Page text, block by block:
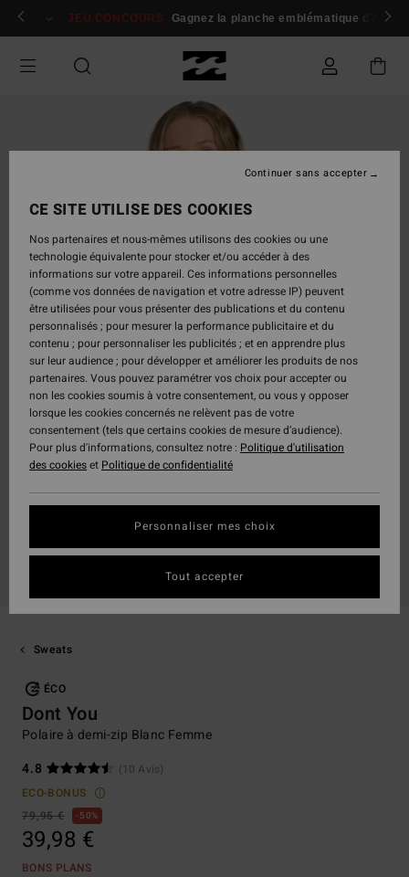
Passer
Se connecter / s'inscrire
JEU CONCOURS Gagnez la planche emblématique d'Andy
Sweats
ÉCO
Dont You
Polaire à demi-zip Blanc Femme
4.8
(10 Avis)
ECO-BONUS
79,95 €
50%
39,98 €
BONS PLANS
CE SITE UTILISE DES COOKIES
Nos partenaires et nous-mêmes utilisons des cookies ou une
technologie équivalente pour stocker et/ou accéder à des
informations sur votre appareil. Ces informations personnelles
(comme vos données de navigation et votre adresse IP) peuvent
être utilisées pour vous présenter des publications et du contenu
personnalisés ; pour mesurer la performance publicitaire et du
contenu ; pour personnaliser les publicités ; et en apprendre plus
sur leur audience ; pour développer et améliorer les produits de nos
partenaires. Vous pouvez paramétrer vos choix pour accepter ou
non les cookies soumis à votre consentement, ou vous y opposer
lorsque les cookies concernés ne relèvent pas de votre
consentement (tels que certains cookies de mesure d’audience).
Pour plus d'informations, consultez notre : Politique d'utilisation
des cookieset Politique de confidentialité
Personnaliser mes choix
Continuer sans accepter
Tout accepter